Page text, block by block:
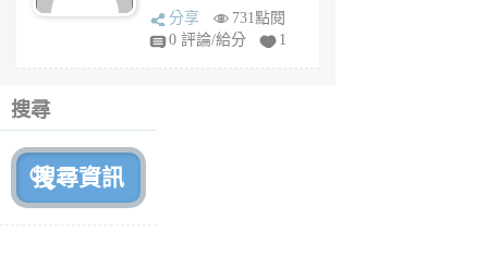
sq
fy
分享
731點閱
0 評論/給分
1
搜尋